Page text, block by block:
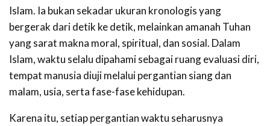
Islam. Ia bukan sekadar ukuran kronologis yang
bergerak dari detik ke detik, melainkan amanah Tuhan
yang sarat makna moral, spiritual, dan sosial. Dalam
Islam, waktu selalu dipahami sebagai ruang evaluasi diri,
tempat manusia diuji melalui pergantian siang dan
malam, usia, serta fase-fase kehidupan.
Karena itu, setiap pergantian waktu seharusnya